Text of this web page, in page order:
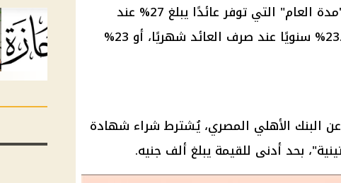
من بين هذه الشهادات، شهادة "مدة العام" التي توفر عائدًا يبلغ 27% عند
استحقاقها في نهاية المدة، أو 23.5% سنويًا عند صرف العائد شهريًا، أو 23%
عن البنك الأهلي المصري، يُشترط شراء شهادة
بحد أدنى للقيمة يبلغ ألف جنيه.